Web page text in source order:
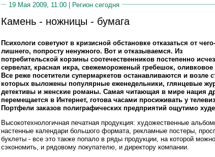
19 Мая 2009, 11:00 | Регион сегодня
Камень - ножницы - бумага
Психологи советуют в кризисной обстановке отказаться от
лишнего, попросту ненужного. Вот и отказываемся. Из
потребительской корзины соотечественников постепенно
сервелат, красная икра, свежемороженый гребешок, оливковое
Все реже посетители супермаркетов останавливаются и возле
которых выложены популярные еженедельники, глянцевые
детективы и женские романы. Самая читающая в мире нация
перемещается в Интернет, готова часами просиживать у
Портфели заказов полиграфических предприятий ощутимо
Высокотехнологичная печатная продукция: художественные
настенные календари большого формата, рекламные постеры,
буклеты - все это также попало в ряды продукции, на которой можно
сэкономить, и рядовому покупателю, и директору компании.